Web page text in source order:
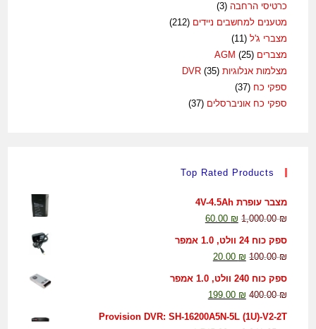
כרטיסי הרחבה (3)
מטענים למחשבים ניידים (212)
מצברי ג'ל (11)
מצברים AGM(25)
מצלמות אנלוגיות DVR(35)
ספקי כח (37)
ספקי כח אוניברסלים (37)
Top Rated Products
מצבר עופרת 4V-4.5Ah
1,000.00₪
60.00 ₪
ספק כוח 24 וולט, 1.0 אמפר
100.00₪
20.00 ₪
ספק כוח 240 וולט, 1.0 אמפר
400.00₪
199.00 ₪
Provision DVR: SH-16200A5N-5L (1U)-V2-2T